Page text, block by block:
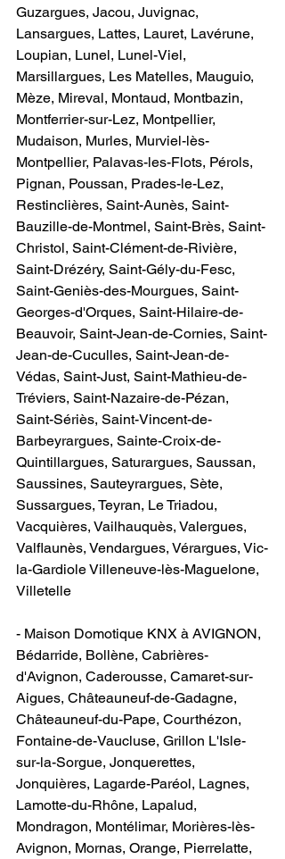
Guzargues, Jacou, Juvignac,
Lansargues, Lattes, Lauret, Lavérune,
Loupian, Lunel, Lunel-Viel,
Marsillargues, Les Matelles, Mauguio,
Mèze, Mireval, Montaud, Montbazin,
Montferrier-sur-Lez, Montpellier,
Mudaison, Murles, Murviel-lès-
Montpellier, Palavas-les-Flots, Pérols,
Pignan, Poussan, Prades-le-Lez,
Restinclières, Saint-Aunès, Saint-
Bauzille-de-Montmel, Saint-Brès, Saint-
Christol, Saint-Clément-de-Rivière,
Saint-Drézéry, Saint-Gély-du-Fesc,
Saint-Geniès-des-Mourgues, Saint-
Georges-d'Orques, Saint-Hilaire-de-
Beauvoir, Saint-Jean-de-Cornies, Saint-
Jean-de-Cuculles, Saint-Jean-de-
Védas, Saint-Just, Saint-Mathieu-de-
Tréviers, Saint-Nazaire-de-Pézan,
Saint-Sériès, Saint-Vincent-de-
Barbeyrargues, Sainte-Croix-de-
Quintillargues, Saturargues, Saussan,
Saussines, Sauteyrargues, Sète,
Sussargues, Teyran, Le Triadou,
Vacquières, Vailhauquès, Valergues,
Valflaunès, Vendargues, Vérargues, Vic-
la-Gardiole Villeneuve-lès-Maguelone,
Villetelle
- Maison Domotique KNX à AVIGNON​,
Bédarride, Bollène, Cabrières-
d'Avignon, Caderousse, Camaret-sur-
Aigues, Châteauneuf-de-Gadagne,
Châteauneuf-du-Pape, Courthézon,
Fontaine-de-Vaucluse, Grillon L'Isle-
sur-la-Sorgue, Jonquerettes,
Jonquières, Lagarde-Paréol, Lagnes,
Lamotte-du-Rhône, Lapalud,
Mondragon, Montélimar, Morières-lès-
Avignon, Mornas, Orange, Pierrelatte,